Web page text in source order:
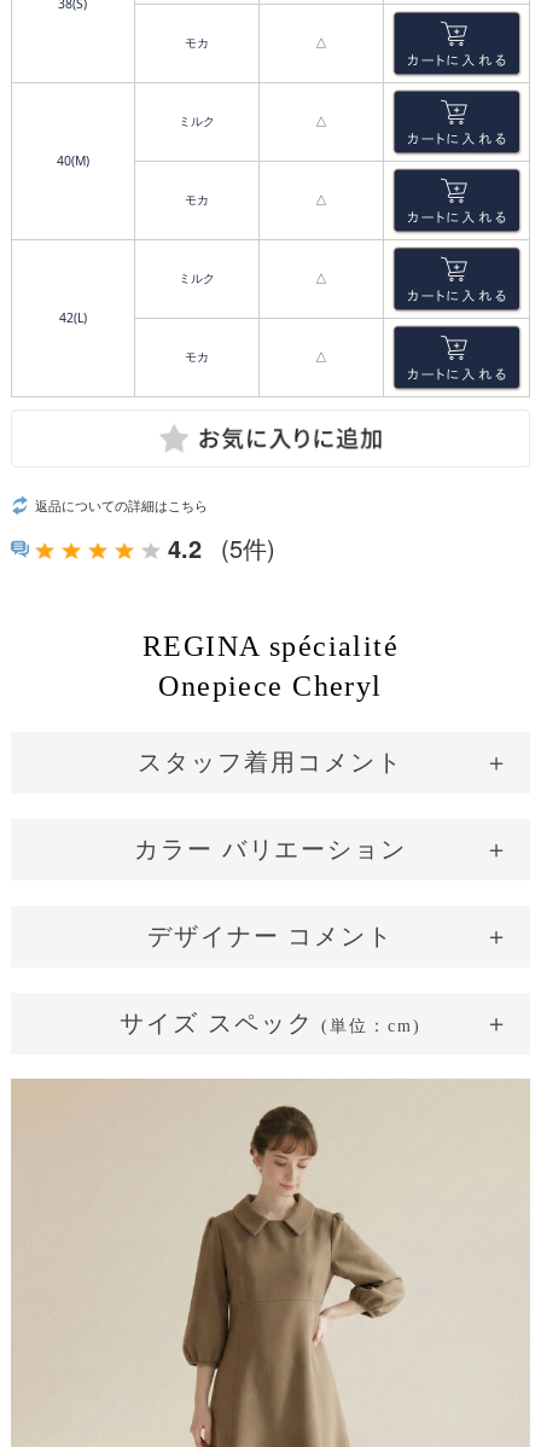
38(S)
モカ △
40(M)
ミルク △
モカ △
42(L)
ミルク △
モカ △
返品についての詳細はこちら
4.2 (5件)
REGINA spécialité
Onepiece Cheryl
スタッフ着用コメント
カラー バリエーション
デザイナー コメント
サイズ スペック (単位：cm)
105 106
35 37 39
84 92 96
86
40